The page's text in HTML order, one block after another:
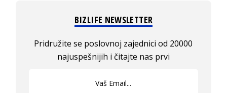
BIZLIFE NEWSLETTER
Pridružite se poslovnoj zajednici od 20000
najuspešnijih i čitajte nas prvi